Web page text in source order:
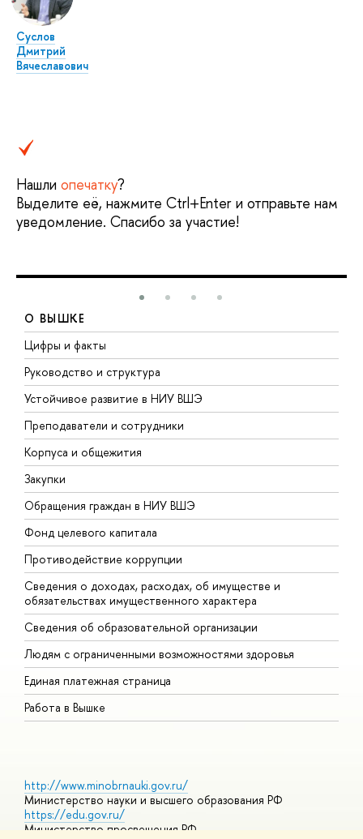
Суслов
Дмитрий
Вячеславович
Нашли опечатку?
Выделите её, нажмите Ctrl+Enter и отправьте нам
уведомление. Спасибо за участие!
О ВЫШКЕ
Цифры и факты
Руководство и структура
Устойчивое развитие в НИУ ВШЭ
Преподаватели и сотрудники
Корпуса и общежития
Закупки
Обращения граждан в НИУ ВШЭ
Фонд целевого капитала
Противодействие коррупции
Сведения о доходах, расходах, об имуществе и
обязательствах имущественного характера
Сведения об образовательной организации
Людям с ограниченными возможностями здоровья
Единая платежная страница
Работа в Вышке
http://www.minobrnauki.gov.ru/
Министерство науки и высшего образования РФ
https://edu.gov.ru/
Министерство просвещения РФ